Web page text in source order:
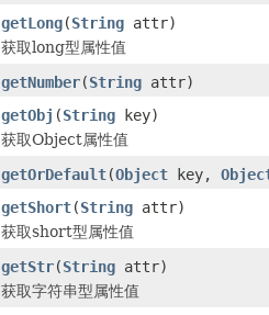
getLong(String attr)
获取long型属性值
getNumber(String attr)
getObj (String key)
获取Object属性值
getOrDefault(Object key,
getShort(String attr)
获取short型属性值
getStr(String attr)
获取字符串型属性值